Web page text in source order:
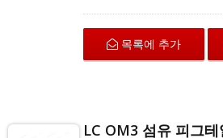
을 충족하는 케이블링을 위
이 커넥터는 TIA/EIA-568-
유 광케이블 종단을 최상
OM3 섬유 피그테일은
다양한 단일 모드 및 다중
목록에 추가
LC OM3 섬유 피그